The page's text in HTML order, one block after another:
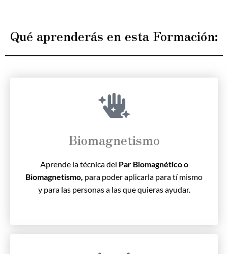
Qué aprenderás en esta Formación:
Biomagnetismo
Aprende la técnica del Par Biomagnético o
Biomagnetismo, para poder aplicarla para tí mismo
y para las personas a las que quieras ayudar.